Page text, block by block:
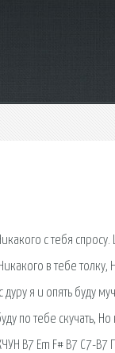
с тебя спросу.
в тебе толку,
я и опять буду
по тебе скучать, Но
B7 Em F# B7 C7-B7